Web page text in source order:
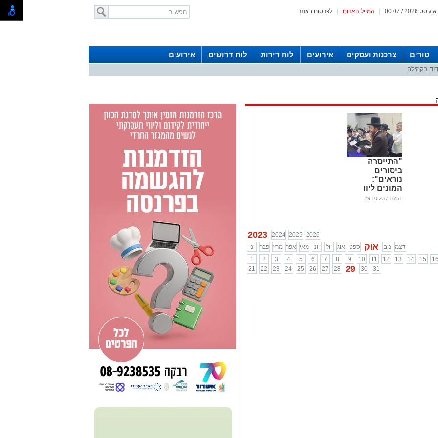
לפרסום באתר המייל האדום
טורים צרכנות ועסקים אירועים לוח דירות לוח דרושים אירועים
בקהילה
"התייסרה
ביסורים
נוראים":
המונים ליוו
למנוחות את
16:51 / 29.10.23
2023 2024 2025 2026
ינו
פבר מרץ אפר מאי יונ יול אוג ספט אוק נוב
דצמ
1
2 3 4 5 6 7 8 9 10 11 12 13 14 15 16
21
22 23 24 25 26 27 28 29 30 31